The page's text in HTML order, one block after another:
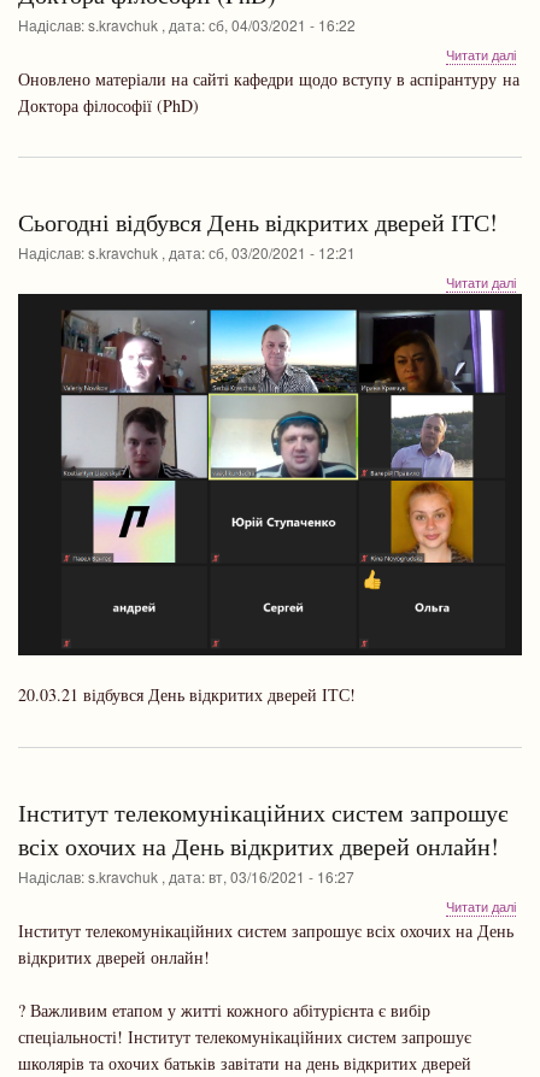
Надіслав:s.kravchuk , дата:сб, 04/03/2021 - 16:22
Читати даліпро
Оновлено матеріали на сайті кафедри щодо вступу в аспірантуру на
Доктора філософії (PhD)
Сьогодні відбувся День відкритих дверей ІТС!
Надіслав:s.kravchuk , дата:сб, 03/20/2021 - 12:21
Читати даліпро
20.03.21 відбувся День відкритих дверей ІТС!
Інститут телекомунікаційних систем запрошує
всіх охочих на День відкритих дверей онлайн!
Надіслав:s.kravchuk , дата:вт, 03/16/2021 - 16:27
Читати даліпро
Інститут телекомунікаційних систем запрошує всіх охочих на День
відкритих дверей онлайн!
? Важливим етапом у житті кожного абітурієнта є вибір
спеціальності! Інститут телекомунікаційних систем запрошує
школярів та охочих батьків завітати на день відкритих дверей